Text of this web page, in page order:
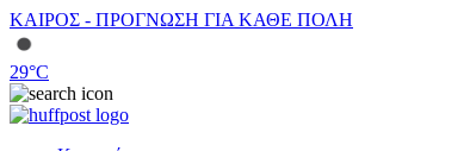
ΚΑΙΡΟΣ - ΠΡΟΓΝΩΣΗ ΓΙΑ ΚΑΘΕ ΠΟΛΗ
29°C